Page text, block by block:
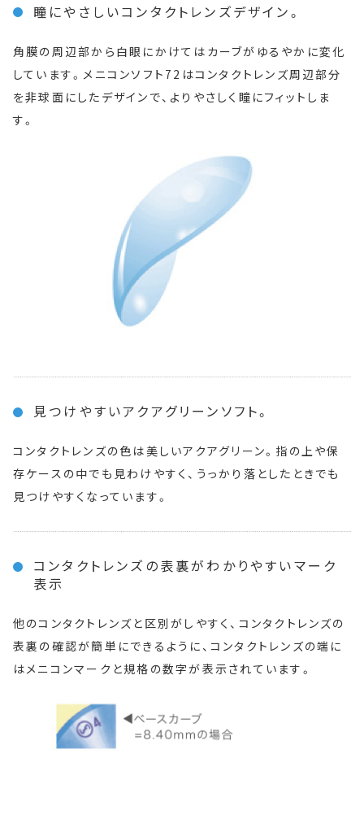
瞳にやさしいコンタクトレンズデザイン。
角膜の周辺部から白眼にかけてはカーブがゆるやかに変化
しています。メニコンソフト72はコンタクトレンズ周辺部分
を非球面にしたデザインで、よりやさしく瞳にフィットしま
す。
見つけやすいアクアグリーンソフト。
コンタクトレンズの色は美しいアクアグリーン。指の上や保
存ケースの中でも見わけやすく、うっかり落としたときでも
見つけやすくなっています。
コンタクトレンズの表裏がわかりやすいマーク
表示
他のコンタクトレンズと区別がしやすく、コンタクトレンズの
表裏の確認が簡単にできるように、コンタクトレンズの端に
はメニコンマークと規格の数字が表示されています。